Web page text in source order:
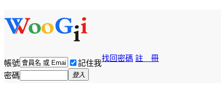
帳號 記住我
找回密碼 註 冊
密碼 登入